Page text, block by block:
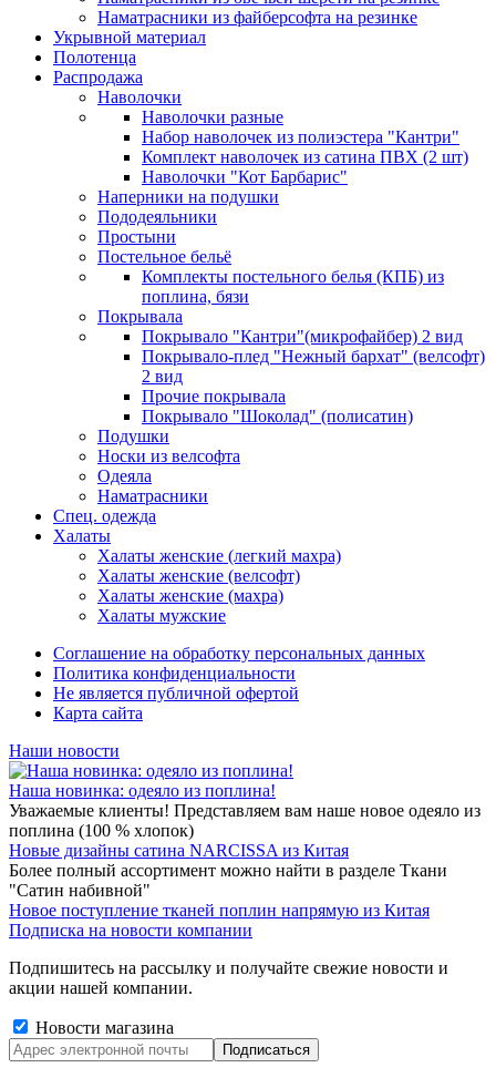
Наматрасники из файберсофта на резинке
Укрывной материал
Полотенца
Распродажа
Наволочки
Наволочки разные
Набор наволочек из полиэстера "Кантри"
Комплект наволочек из сатина ПВХ (2 шт)
Наволочки "Кот Барбарис"
Наперники на подушки
Пододеяльники
Простыни
Постельное бельё
Комплекты постельного белья (КПБ) из
поплина, бязи
Покрывала
Покрывало "Кантри"(микрофайбер) 2 вид
Покрывало-плед "Нежный бархат" (велсофт)
2 вид
Прочие покрывала
Покрывало "Шоколад" (полисатин)
Подушки
Носки из велсофта
Одеяла
Наматрасники
Спец. одежда
Халаты
Халаты женские (легкий махра)
Халаты женские (велсофт)
Халаты женские (махра)
Халаты мужские
Соглашение на обработку персональных данных
Политика конфиденциальности
Не является публичной офертой
Карта сайта
Наши новости
Наша новинка: одеяло из поплина!
Уважаемые клиенты! Представляем вам наше новое одеяло из
поплина (100 % хлопок)
Новые дизайны сатина NARCISSA из Китая
Более полный ассортимент можно найти в разделе Ткани
"Сатин набивной"
Новое поступление тканей поплин напрямую из Китая
Подписка на новости компании
Подпишитесь на рассылку и получайте свежие новости и
акции нашей компании.
Новости магазина